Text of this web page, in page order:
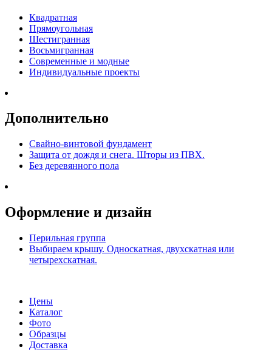
Квадратная
Прямоугольная
Шестигранная
Восьмигранная
Современные и модные
Индивидуальные проекты
Дополнительно
Свайно-винтовой фундамент
Защита от дождя и снега. Шторы из ПВХ.
Без деревянного пола
Оформление и дизайн
Перильная группа
Выбираем крышу. Односкатная, двухскатная или
четырехскатная.
Цены
Каталог
Фото
Образцы
Доставка